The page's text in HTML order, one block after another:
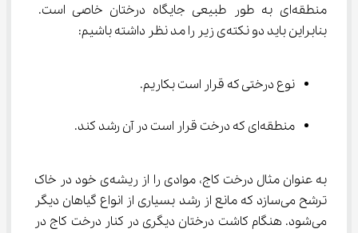
منطقه‌ای به طور طبیعی جایگاه درختان خاصی است.
بنابراین باید دو نکته‌ی زیر را مد نظر داشته باشیم:
نوع درختی که قرار است بکاریم.
منطقه‌ای که درخت قرار است در آن رشد کند.
به عنوان مثال درخت کاج، موادی را از ریشه‌ی خود در خاک
ترشح می‌سازد که مانع از رشد بسیاری از انواع گیاهان دیگر
می‌شود. هنگام کاشت درختان دیگری در کنار درخت کاج در